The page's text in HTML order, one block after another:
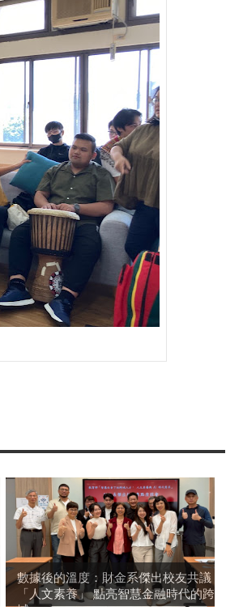
數據後的溫度：財金系傑出校友共議
「人文素養」 點亮智慧金融時代的跨
域...